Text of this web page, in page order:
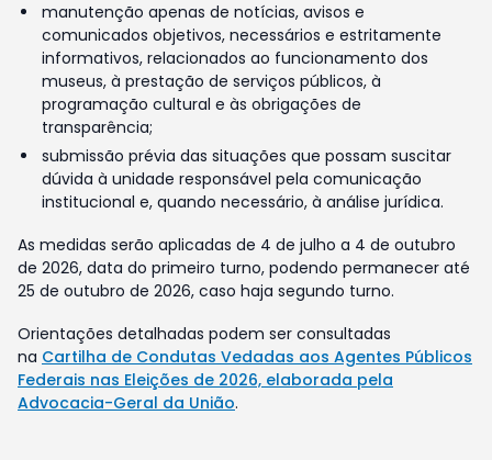
manutenção apenas de notícias, avisos e
comunicados objetivos, necessários e estritamente
informativos, relacionados ao funcionamento dos
museus, à prestação de serviços públicos, à
programação cultural e às obrigações de
transparência;
submissão prévia das situações que possam suscitar
dúvida à unidade responsável pela comunicação
institucional e, quando necessário, à análise jurídica.
As medidas serão aplicadas de 4 de julho a 4 de outubro
de 2026, data do primeiro turno, podendo permanecer até
25 de outubro de 2026, caso haja segundo turno.
Orientações detalhadas podem ser consultadas
na Cartilha de Condutas Vedadas aos Agentes Públicos
Federais nas Eleições de 2026, elaborada pela
Advocacia-Geral da União.